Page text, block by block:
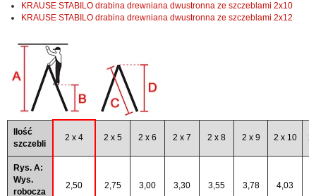
KRAUSE STABILO drabina drewniana dwustronna ze szczeblami 2x10
KRAUSE STABILO drabina drewniana dwustronna ze szczeblami 2x12
Ilość
szczebli
2 x 4 2 x 5 2 x 6 2 x 7 2 x 8 2 x 9 2 x 10 2
Rys. A:
Wys.
robocza
2,50 2,75 3,00 3,30 3,55 3,78 4,03